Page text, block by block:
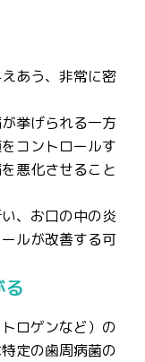
あう、非常に密
挙げられる一方
コントロールす
悪化させること
、お口の中の炎
ルが改善する可
ロゲンなど）の
定の歯周病菌の